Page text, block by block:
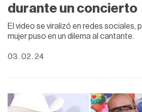
durante un concierto
El video se viralizó en redes sociales,
mujer puso en un dilema al cantante.
03 . 02 . 24